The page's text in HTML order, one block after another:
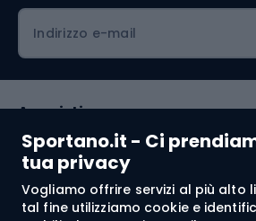
Sportano.it - Ci
tua privacy
Vogliamo offrire servizi al più alto
tal fine utilizziamo cookie e
Indirizzo e-mail
Acquisti
Servizio clienti
Regolamento